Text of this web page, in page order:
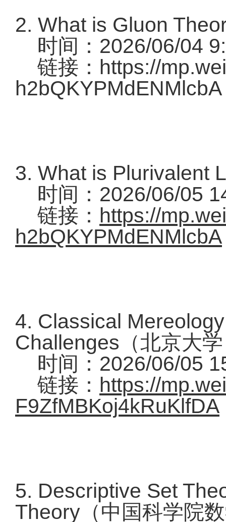
2. What is Gluon
时间：2026/06/04
链接： https://
h2bQKYPMdENMlcbA
3. What is Plurivalent
时间：2026/06/05
链接： https://
h2bQKYPMdENMlcbA
4. Classical
Challenges（北京大
时间：2026/06/05
链接： https://
F9ZfMBKoj4kRuKlfDA
5. Descriptive Set
Theory（中国科学院